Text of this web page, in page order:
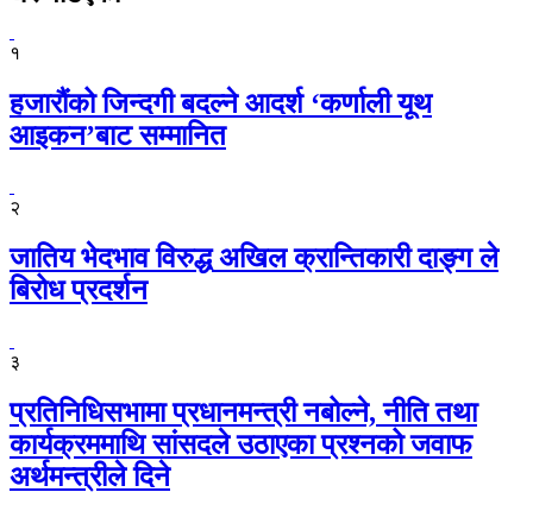
१
हजारौंको जिन्दगी बदल्ने आदर्श ‘कर्णाली यूथ
आइकन’बाट सम्मानित
२
जातिय भेदभाव विरुद्ध अखिल क्रान्तिकारी दाङ्ग ले
बिरोध प्रदर्शन
३
प्रतिनिधिसभामा प्रधानमन्त्री नबोल्ने, नीति तथा
कार्यक्रममाथि सांसदले उठाएका प्रश्नको जवाफ
अर्थमन्त्रीले दिने